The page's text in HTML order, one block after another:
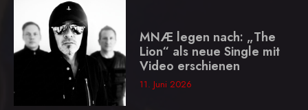
MNÆ legen nach: „The
Lion“ als neue Single mit
Video erschienen
11. Juni 2026